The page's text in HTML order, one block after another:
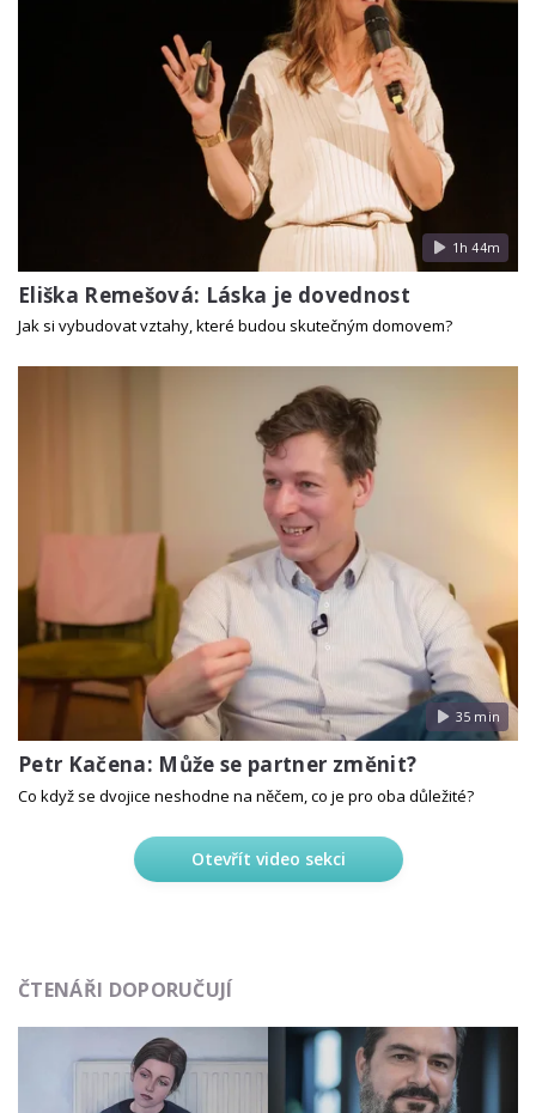
1h 44m
Eliška Remešová: Láska je dovednost
Jak si vybudovat vztahy, které budou skutečným domovem?
35 min
Petr Kačena: Může se partner změnit?
Co když se dvojice neshodne na něčem, co je pro oba důležité?
Otevřít video sekci
ČTENÁŘI DOPORUČUJÍ